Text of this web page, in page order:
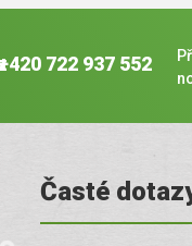
722 937 552
Časté